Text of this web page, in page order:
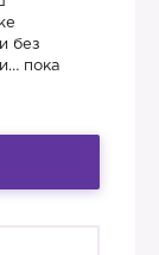
без
пока